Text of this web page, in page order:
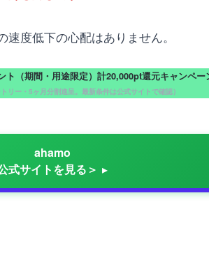
度低下の心配はありません。
ト（期間・用途限定）計20,000pt還元キャンペー
リー・5ヶ月分割進呈。最新条件は公式サイトで確認）
ahamo
式サイトを見る＞